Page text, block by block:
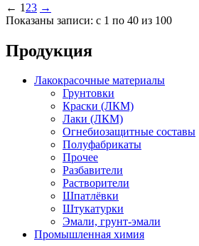
← 1 23 →
Показаны записи: с 1 по 40 из 100
Продукция
Лакокрасочные материалы
Грунтовки
Краски (ЛКМ)
Лаки (ЛКМ)
Огнебиозащитные составы
Полуфабрикаты
Прочее
Разбавители
Растворители
Шпатлёвки
Штукатурки
Эмали, грунт-эмали
Промышленная химия